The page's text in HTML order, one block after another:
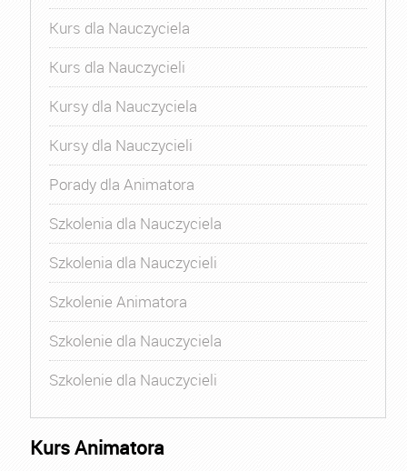
Kurs dla Nauczyciela
Kurs dla Nauczycieli
Kursy dla Nauczyciela
Kursy dla Nauczycieli
Porady dla Animatora
Szkolenia dla Nauczyciela
Szkolenia dla Nauczycieli
Szkolenie Animatora
Szkolenie dla Nauczyciela
Szkolenie dla Nauczycieli
Kurs Animatora